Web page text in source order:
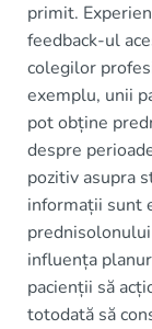
primit.
feedback-ul
colegilor
exemplu, unii
pot obține
despre
pozitiv asupra
informații sunt
influența
pacienții să
totodată să